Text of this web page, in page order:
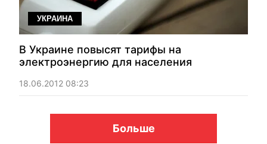
УКРАИНА
В Украине повысят тарифы на
электроэнергию для населения
18.06.2012 08:23
Больше